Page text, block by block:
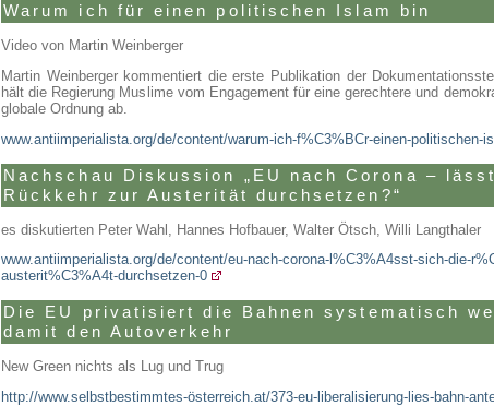
Warum ich für einen politischen Islam bin
Video von Martin Weinberger
Martin Weinberger kommentiert die erste Publikation der
hält die Regierung Muslime vom Engagement für eine gerechtere und
globale Ordnung ab.
www.antiimperialista.org/de/content/warum-ich-f%C3%BCr-einen-politischen-
Nachschau Diskussion „EU nach Corona –
Rückkehr zur Austerität durchsetzen?“
es diskutierten Peter Wahl, Hannes Hofbauer, Walter Ötsch, Willi Langthaler
www.antiimperialista.org/de/content/eu-nach-corona-l%C3%A4sst-sich-die-
austerit%C3%A4t-durchsetzen-0
Die EU privatisiert die Bahnen systematisch
damit den Autoverkehr
New Green nichts als Lug und Trug
http://www.selbstbestimmtes-österreich.at/373-eu-liberalisierung-lies-bahn-